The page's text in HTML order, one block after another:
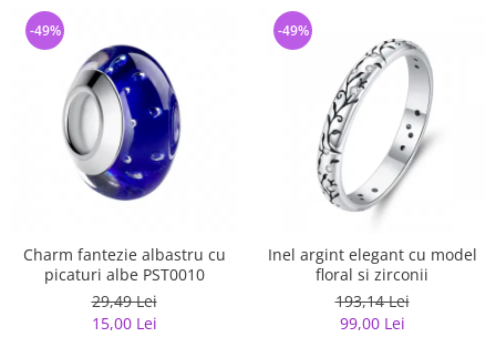
Charm fantezie albastru cu
picaturi albe PST0010
29,49 Lei
15,00 Lei
-49%
Inel argint elegant cu model
floral si zirconii
193,14 Lei
99,00 Lei
-49%